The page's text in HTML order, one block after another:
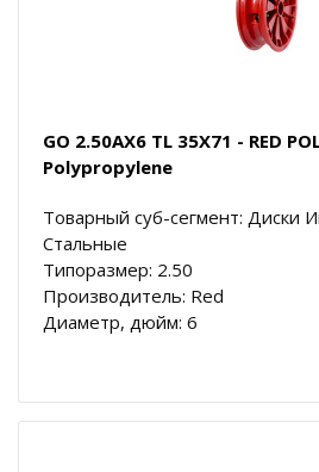
GO 2.50AX6 TL 35X71 - RED
Polypropylene
Товарный суб-сегмент: Диски
Стальные
Типоразмер: 2.50
Производитель: Red
Диаметр, дюйм: 6